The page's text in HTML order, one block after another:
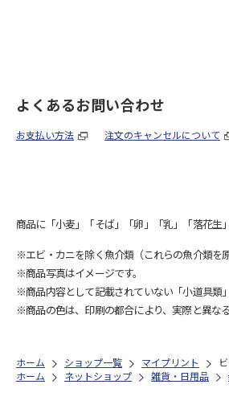
よくあるお問い合わせ
お支払い方法 注文のキャンセルについて
商品に「小麦」「そば」「卵」「乳」「落花生
※エビ・カニを除く魚介類（これらの魚介類を
※商品写真はイメージです。
※商品内容として記載されていない「小道具類
※商品の色は、印刷の都合により、実際と異な
ホーム ショップ一覧 マイプリント
ホーム
ネットショップ 雑貨・日用品